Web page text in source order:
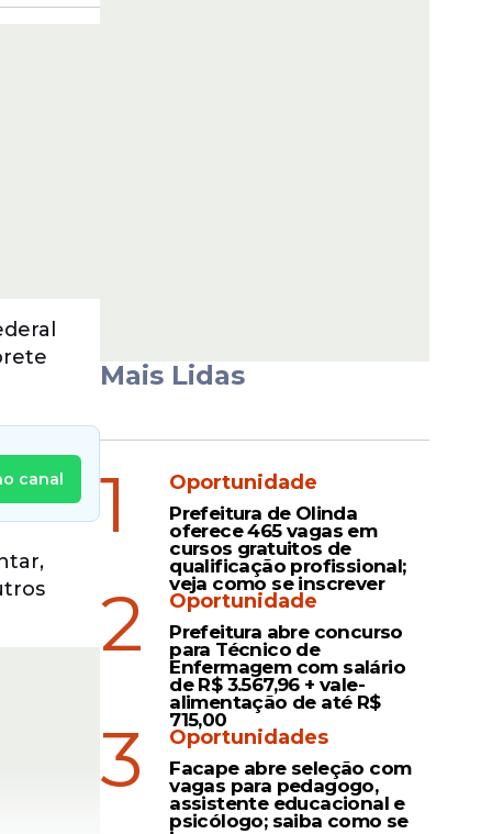
canal
Mais Lidas
1 Oportunidade
Prefeitura de Olinda
oferece 465 vagas em
cursos gratuitos de
qualificação profissional;
veja como se inscrever
2 Oportunidade
Prefeitura abre concurso
para Técnico de
Enfermagem com salário
de R$ 3.567,96 + vale-
alimentação de até R$
715,00
3 Oportunidades
Facape abre seleção com
vagas para pedagogo,
assistente educacional e
psicólogo; saiba como se